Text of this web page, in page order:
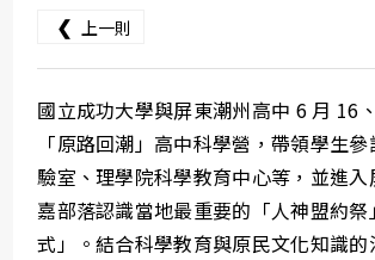
❮ 上一則
國立成功大學與屏東潮州高中 6 月 16
「原路回潮」高中科學營，帶領學生
驗室、理學院科學教育中心等，並進入
嘉部落認識當地最重要的「人神盟約
式」。結合科學教育與原民文化知識的